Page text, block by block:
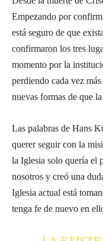
Empezando por
está seguro de que
confirmaron los tres
momento por la
perdiendo cada vez
nuevas formas de que
Las palabras de Hans
querer seguir con la
la Iglesia solo quería el
nosotros y creó una
Iglesia actual está
tenga fe de nuevo en